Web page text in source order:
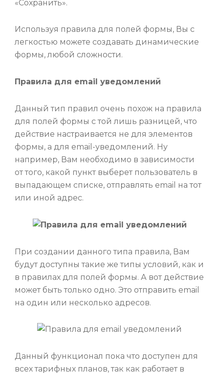
«Сохранить».
Используя правила для полей формы, Вы с
легкостью можете создавать динамические
формы, любой сложности.
Правила для email уведомлений
Данный тип правил очень похож на правила
для полей формы с той лишь разницей, что
действие настраивается не для элементов
формы, а для email-уведомлений. Ну
например, Вам необходимо в зависимости
от того, какой пункт выберет пользователь в
выпадающем списке, отправлять email на тот
или иной адрес.
При создании данного типа правила, Вам
будут доступны такие же типы условий, как и
в правилах для полей формы. А вот действие
может быть только одно. Это отправить email
на один или несколько адресов.
Данный функционал пока что доступен для
всех тарифных планов, так как работает в